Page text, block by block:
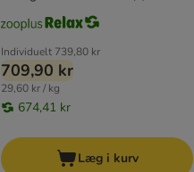
Individuelt 739,80 kr
709,90 kr
29,60 kr / kg
674,41 kr
Læg i kurv